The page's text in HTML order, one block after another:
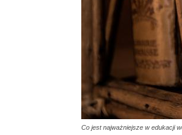
Co jest najważniejsze w edukacji